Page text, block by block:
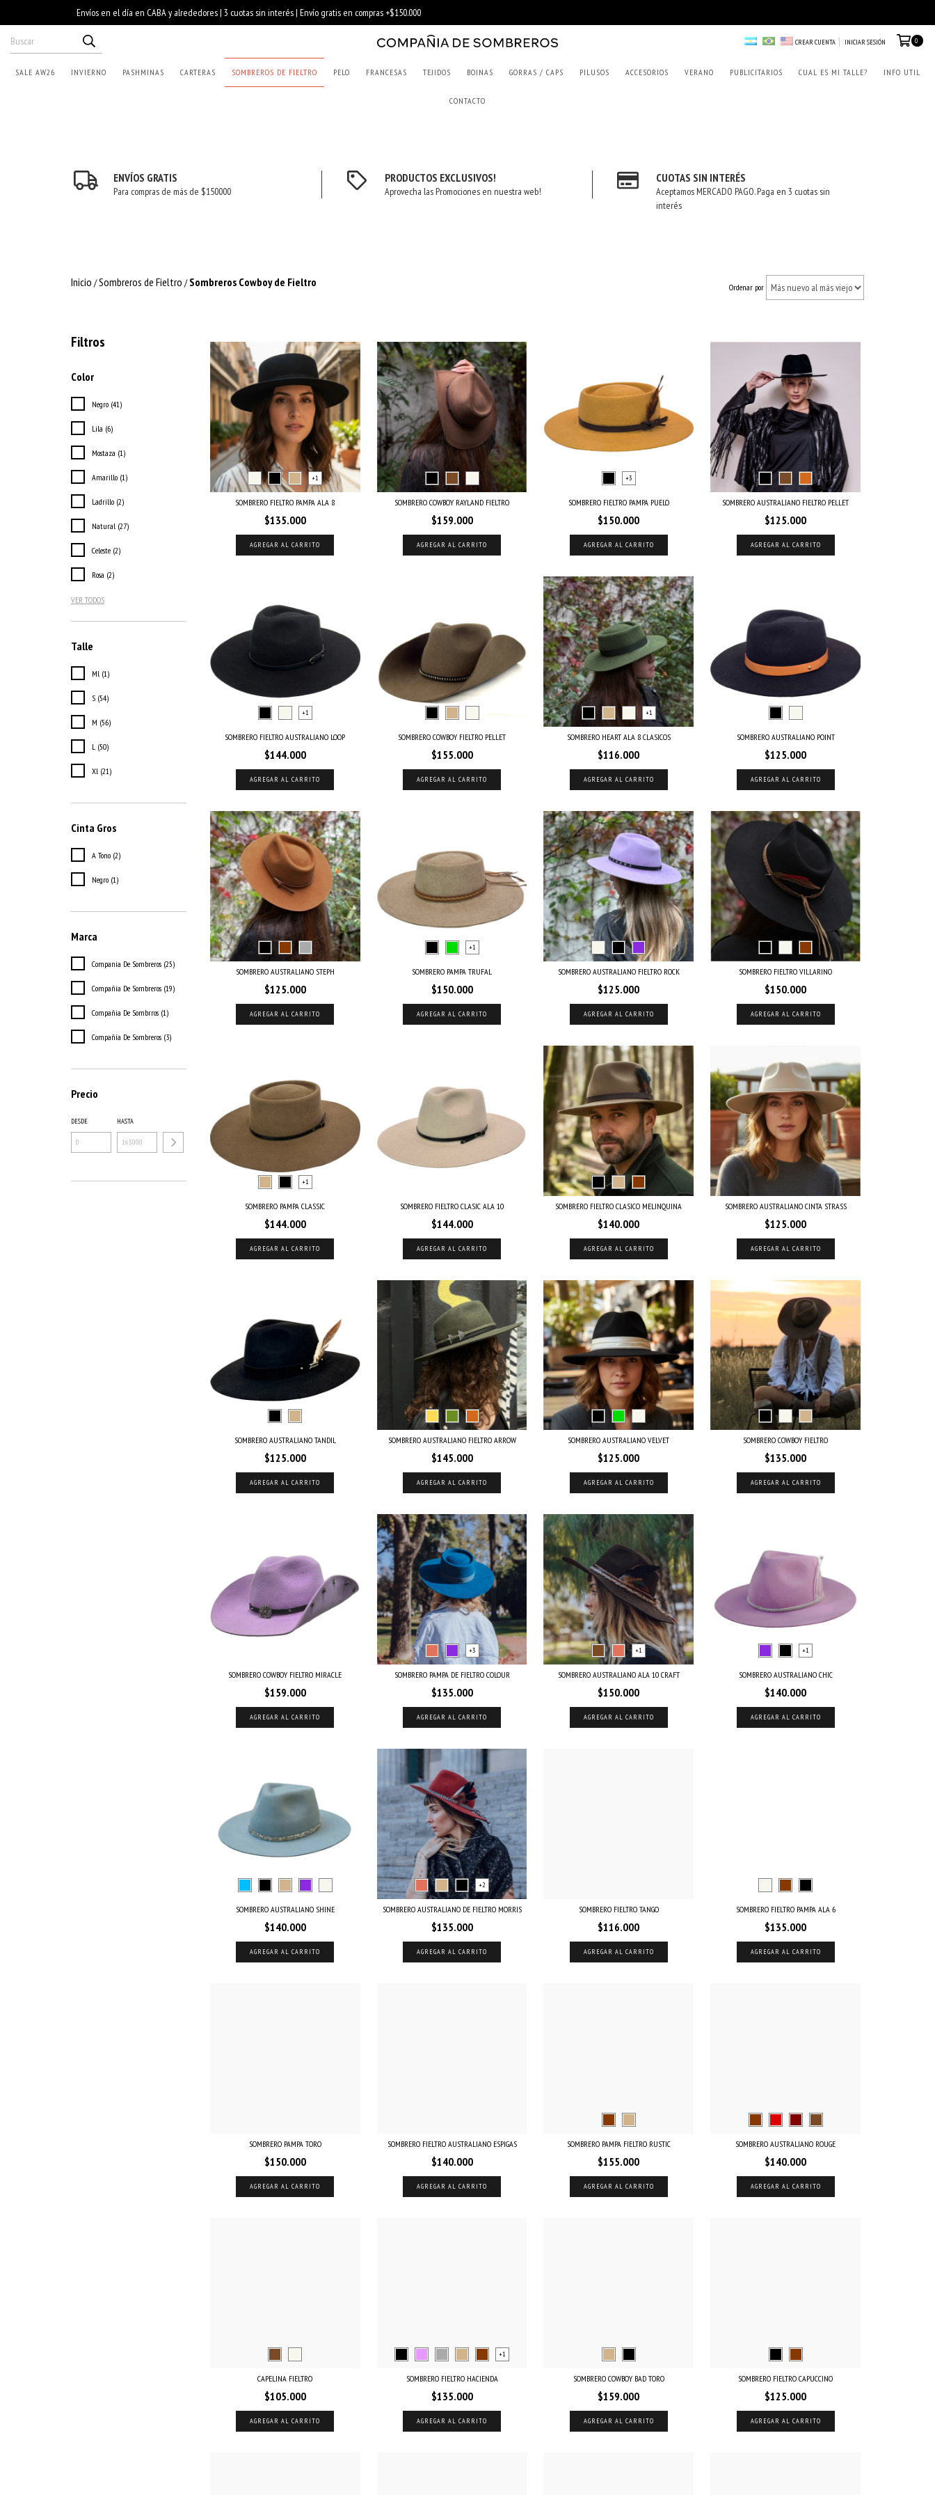
CREAR CUENTA INICIAR SESIÓN 0
SALE AW26 INVIERNO PASHMINAS CARTERAS SOMBREROS DE FIELTRO PELO FRANCESAS TEJIDOS BOINAS GORRAS / CAPS PILUSOS ACCESORIOS VERANO PUBLICITARIOS CUAL ES MI TALLE? INFO UTIL
CONTACTO
ENVÍOS GRATIS
Para compras de más de $150000
PRODUCTOS EXCLUSIVOS!
Aprovecha las Promociones en nuestra web!
CUOTAS SIN INTERÉS
Aceptamos MERCADO PAGO. Paga en 3 cuotas sin
interés
Inicio /Sombreros de Fieltro / Sombreros Cowboy de Fieltro Ordenar por
Filtros
Color
Negro (41)
Lila (6)
Mostaza (1)
Amarillo (1)
Ladrillo (2)
Natural (27)
Celeste (2)
Rosa (2)
VER TODOS
Talle
Ml (1)
S (54)
M (56)
L (50)
Xl (21)
Cinta Gros
A Tono (2)
Negro (1)
Marca
Compania De Sombreros (25)
Compañia De Sombreros (19)
Compañia De Sombrros (1)
Compañía De Sombreros (3)
Precio
DESDE HASTA
+1
SOMBRERO FIELTRO PAMPA ALA 8
$135.000
AGREGAR AL CARRITO
SOMBRERO COWBOY RAYLAND FIELTRO
$159.000
AGREGAR AL CARRITO
+3
SOMBRERO FIELTRO PAMPA PUELO
$150.000
AGREGAR AL CARRITO
SOMBRERO AUSTRALIANO FIELTRO PELLET
$125.000
AGREGAR AL CARRITO
+1
SOMBRERO FIELTRO AUSTRALIANO LOOP
$144.000
AGREGAR AL CARRITO
SOMBRERO COWBOY FIELTRO PELLET
$155.000
AGREGAR AL CARRITO
+1
SOMBRERO HEART ALA 8 CLASICOS
$116.000
AGREGAR AL CARRITO
SOMBRERO AUSTRALIANO POINT
$125.000
AGREGAR AL CARRITO
SOMBRERO AUSTRALIANO STEPH
$125.000
AGREGAR AL CARRITO
+1
SOMBRERO PAMPA TRUFAL
$150.000
AGREGAR AL CARRITO
SOMBRERO AUSTRALIANO FIELTRO ROCK
$125.000
AGREGAR AL CARRITO
SOMBRERO FIELTRO VILLARINO
$150.000
AGREGAR AL CARRITO
+1
SOMBRERO PAMPA CLASSIC
$144.000
AGREGAR AL CARRITO
SOMBRERO FIELTRO CLASIC ALA 10
$144.000
AGREGAR AL CARRITO
SOMBRERO FIELTRO CLASICO MELINQUINA
$140.000
AGREGAR AL CARRITO
SOMBRERO AUSTRALIANO CINTA STRASS
$125.000
AGREGAR AL CARRITO
SOMBRERO AUSTRALIANO TANDIL
$125.000
AGREGAR AL CARRITO
SOMBRERO AUSTRALIANO FIELTRO ARROW
$145.000
AGREGAR AL CARRITO
SOMBRERO AUSTRALIANO VELVET
$125.000
AGREGAR AL CARRITO
SOMBRERO COWBOY FIELTRO
$135.000
AGREGAR AL CARRITO
SOMBRERO COWBOY FIELTRO MIRACLE
$159.000
AGREGAR AL CARRITO
+3
SOMBRERO PAMPA DE FIELTRO COLOUR
$135.000
AGREGAR AL CARRITO
+1
SOMBRERO AUSTRALIANO ALA 10 CRAFT
$150.000
AGREGAR AL CARRITO
+1
SOMBRERO AUSTRALIANO CHIC
$140.000
AGREGAR AL CARRITO
SOMBRERO AUSTRALIANO SHINE
$140.000
AGREGAR AL CARRITO
+2
SOMBRERO AUSTRALIANO DE FIELTRO MORRIS
$135.000
AGREGAR AL CARRITO
SOMBRERO FIELTRO TANGO
$116.000
AGREGAR AL CARRITO
SOMBRERO FIELTRO PAMPA ALA 6
$135.000
AGREGAR AL CARRITO
SOMBRERO PAMPA TORO
$150.000
AGREGAR AL CARRITO
SOMBRERO FIELTRO AUSTRALIANO ESPIGAS
$140.000
AGREGAR AL CARRITO
SOMBRERO PAMPA FIELTRO RUSTIC
$155.000
AGREGAR AL CARRITO
SOMBRERO AUSTRALIANO ROUGE
$140.000
AGREGAR AL CARRITO
CAPELINA FIELTRO
$105.000
AGREGAR AL CARRITO
+1
SOMBRERO FIELTRO HACIENDA
$135.000
AGREGAR AL CARRITO
SOMBRERO COWBOY BAD TORO
$159.000
AGREGAR AL CARRITO
SOMBRERO FIELTRO CAPUCCINO
$125.000
AGREGAR AL CARRITO